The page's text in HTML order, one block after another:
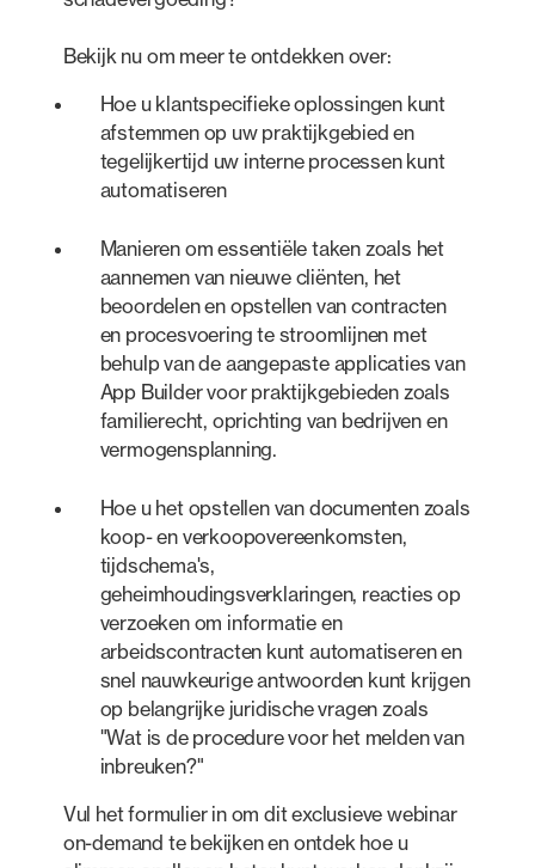
Bekijk nu om meer te ontdekken over:
Hoe u klantspecifieke oplossingen kunt
afstemmen op uw praktijkgebied en
tegelijkertijd uw interne processen kunt
automatiseren
Manieren om essentiële taken zoals het
aannemen van nieuwe cliënten, het
beoordelen en opstellen van contracten
en procesvoering te stroomlijnen met
behulp van de aangepaste applicaties van
App Builder voor praktijkgebieden zoals
familierecht, oprichting van bedrijven en
vermogensplanning.
Hoe u het opstellen van documenten zoals
koop- en verkoopovereenkomsten,
tijdschema's,
geheimhoudingsverklaringen, reacties op
verzoeken om informatie en
arbeidscontracten kunt automatiseren en
snel nauwkeurige antwoorden kunt krijgen
op belangrijke juridische vragen zoals
"Wat is de procedure voor het melden van
inbreuken?"
Vul het formulier in om dit exclusieve webinar
on-demand te bekijken en ontdek hoe u